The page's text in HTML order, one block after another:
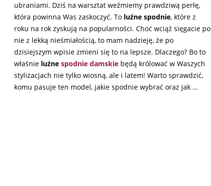
ubraniami. Dziś na warsztat weźmiemy prawdziwą perłę,
która powinna Was zaskoczyć. To luźne spodnie, które z
roku na rok zyskują na popularności. Choć wciąż sięgacie po
nie z lekką nieśmiałością, to mam nadzieję, że po
dzisiejszym wpisie zmieni się to na lepsze. Dlaczego? Bo to
właśnie luźne spodnie damskie będą królować w Waszych
stylizacjach nie tylko wiosną, ale i latem! Warto sprawdzić,
komu pasuje ten model, jakie spodnie wybrać oraz jak …